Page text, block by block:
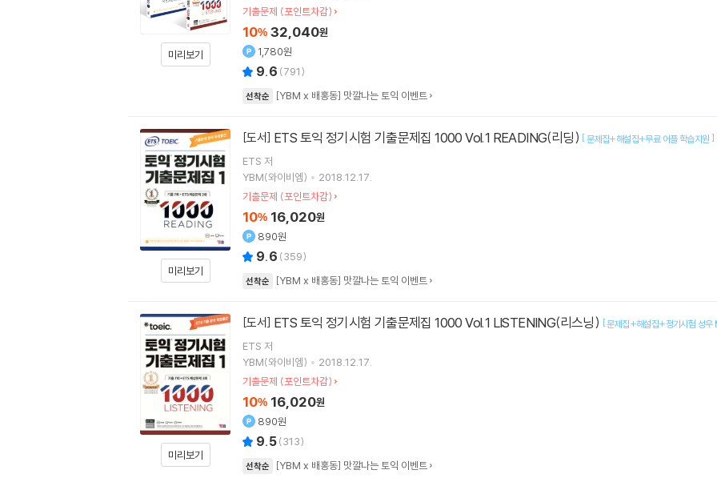
미리보기
기출문제 (포인트차감)
10% 32,040원
1,780원
9.6 (791)
선착순 [YBM x 배홍동] 맛깔나는 토익 이벤트
미리보기
[도서] ETS 토익 정기시험 기출문제집 1000 Vol.1 READING(리딩) [문제집+해설집+무료 어플 학습지원 ]
ETS 저
YBM(와이비엠)
2018.12.17.
기출문제 (포인트차감)
10% 16,020원
890원
9.6 (359)
선착순 [YBM x 배홍동] 맛깔나는 토익 이벤트
미리보기
[도서] ETS 토익 정기시험 기출문제집 1000 Vol.1 LISTENING(리스닝) [문제집+해설집+정기시험 성우
ETS 저
YBM(와이비엠)
2018.12.17.
기출문제 (포인트차감)
10% 16,020원
890원
9.5(313)
선착순 [YBM x 배홍동] 맛깔나는 토익 이벤트